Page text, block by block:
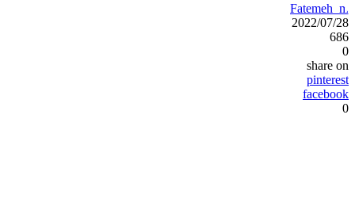
Fatemeh_m
2022/07/28
686
0
share on
pinterest
facebook
0